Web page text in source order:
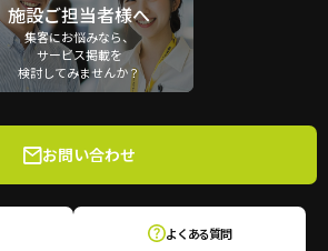
施設ご担当者様へ
集客にお悩みなら、
サービス掲載を
検討してみませんか？
お問い合わせ
よくある質問